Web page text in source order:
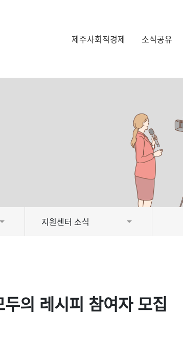
제주사회적경제 소식공유
지원센터 소식
의 레시피 참여자 모집